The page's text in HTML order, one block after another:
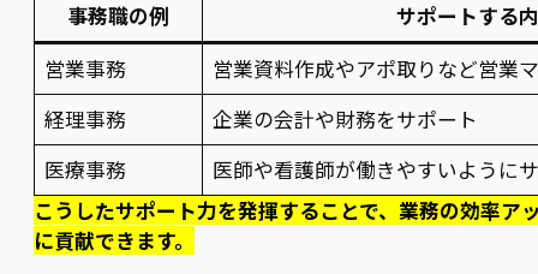
事務職の例
サポートする
営業事務
営業資料作成やアポ取りなど営業
経理事務
企業の会計や財務をサポート
医療事務
医師や看護師が働きやすいように
こうしたサポート力を発揮することで、業務の効率ア
に貢献できます。